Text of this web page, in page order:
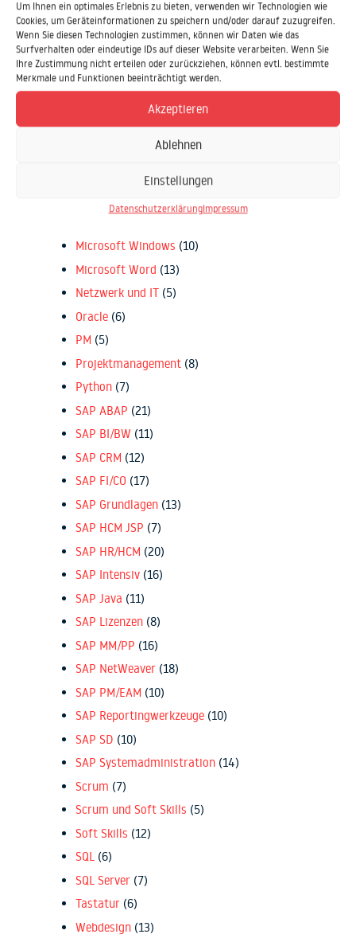
Um Ihnen ein optimales Erlebnis zu bieten, verwenden wir Technologien wie
Cookies, um Geräteinformationen zu speichern und/oder darauf zuzugreifen.
Wenn Sie diesen Technologien zustimmen, können wir Daten wie das
Surfverhalten oder eindeutige IDs auf dieser Website verarbeiten. Wenn Sie
Ihre Zustimmung nicht erteilen oder zurückziehen, können evtl. bestimmte
Merkmale und Funktionen beeinträchtigt werden.
Akzeptieren
Ablehnen
Einstellungen
DatenschutzerklärungImpressum
Microsoft Access (9)
Microsoft Azure(9)
Microsoft C# .NET(16)
Microsoft Excel(16)
Microsoft Office(13)
Microsoft Outlook(9)
Microsoft PowerPoint(9)
Microsoft SharePoint(10)
Microsoft Windows (10)
Microsoft Word (13)
Netzwerk und IT (5)
Oracle (6)
PM (5)
Projektmanagement (8)
Python (7)
SAP ABAP (21)
SAP BI/BW (11)
SAP CRM (12)
SAP FI/CO (17)
SAP Grundlagen (13)
SAP HCM JSP (7)
SAP HR/HCM (20)
SAP Intensiv (16)
SAP Java (11)
SAP Lizenzen (8)
SAP MM/PP (16)
SAP NetWeaver (18)
SAP PM/EAM (10)
SAP Reportingwerkzeuge (10)
SAP SD (10)
SAP Systemadministration (14)
Scrum (7)
Scrum und Soft Skills (5)
Soft Skills (12)
SQL (6)
SQL Server (7)
Tastatur (6)
Webdesign (13)